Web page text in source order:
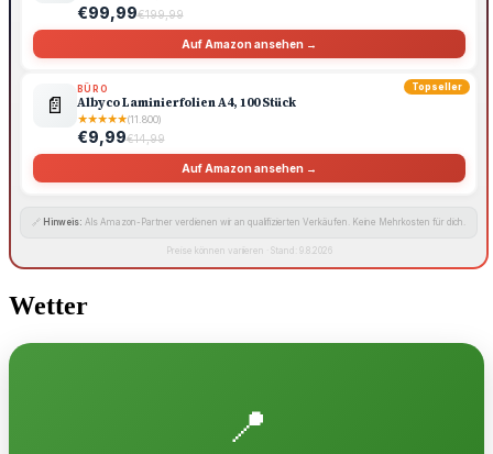
€99,99€199,99
Auf Amazon ansehen →
Topseller
📄
BÜRO
Albyco Laminierfolien A4, 100 Stück
★★★★★(11.800)
€9,99€14,99
Auf Amazon ansehen →
🔗 Hinweis: Als Amazon-Partner verdienen wir an qualifizierten Verkäufen. Keine Mehrkosten für dich.
Preise können variieren · Stand: 9.8.2026
Wetter
📍